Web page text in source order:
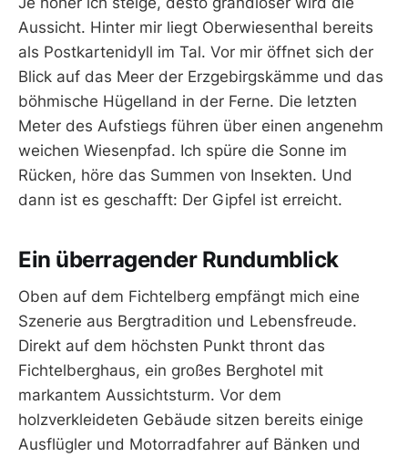
Aussicht. Hinter mir liegt Oberwiesenthal bereits
als Postkartenidyll im Tal. Vor mir öffnet sich der
Blick auf das Meer der Erzgebirgskämme und das
böhmische Hügelland in der Ferne. Die letzten
Meter des Aufstiegs führen über einen angenehm
weichen Wiesenpfad. Ich spüre die Sonne im
Rücken, höre das Summen von Insekten. Und
dann ist es geschafft: Der Gipfel ist erreicht.
Ein überragender Rundumblick
Oben auf dem Fichtelberg empfängt mich eine
Szenerie aus Bergtradition und Lebensfreude.
Direkt auf dem höchsten Punkt thront das
Fichtelberghaus, ein großes Berghotel mit
markantem Aussichtsturm. Vor dem
holzverkleideten Gebäude sitzen bereits einige
Ausflügler und Motorradfahrer auf Bänken und